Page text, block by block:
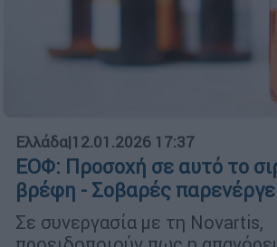
Ελλάδα|12.01.2026 17:37
ΕΟΦ: Προσοχή σε αυτό το
βρέφη - Σοβαρές
Σε συνεργασία με τη Novartis,